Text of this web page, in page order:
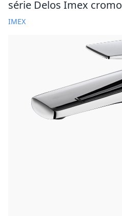
série Delos Imex cromo
IMEX